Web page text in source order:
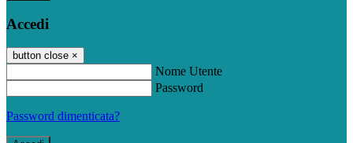
Accedi
button close ×
Nome Utente
Password
Password dimenticata?